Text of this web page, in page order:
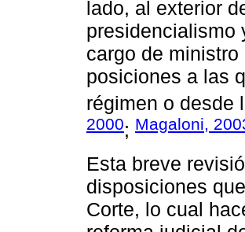
lado, al exterior
presidencialismo
cargo de
posiciones a las
régimen o desde
2000; Magaloni,
Esta breve
disposiciones
Corte, lo cual